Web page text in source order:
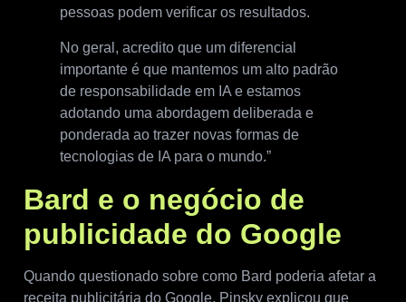
pessoas podem verificar os resultados.
No geral, acredito que um diferencial
importante é que mantemos um alto padrão
de responsabilidade em IA e estamos
adotando uma abordagem deliberada e
ponderada ao trazer novas formas de
tecnologias de IA para o mundo.”
Bard e o negócio de
publicidade do Google
Quando questionado sobre como Bard poderia afetar a
receita publicitária do Google, Pinsky explicou que